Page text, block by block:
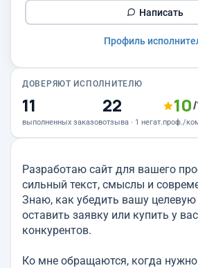
Разработаю сайт для вашего
сильный текст, смыслы и
Знаю, как убедить вашу
оставить заявку или купить у
конкурентов.
Ко мне обращаются, когда
Написать
Профиль
ДОВЕРЯЮТ ИСПОЛНИТЕЛЮ
11
выполненных заказов
22
отзыва · 1 негат.
10
проф./